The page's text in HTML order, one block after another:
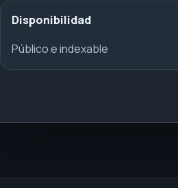
Disponibilidad
Público e indexable